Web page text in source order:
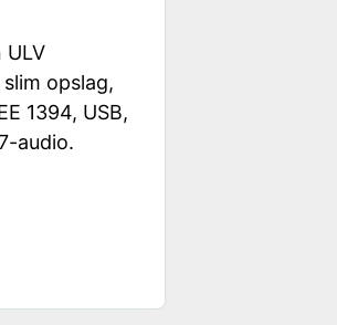
ULV
opslag,
1394, USB,
audio.